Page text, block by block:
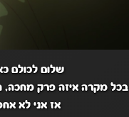
שלום לכולם
בכל מקרה איזה פרק מחכה,
אז אני לא